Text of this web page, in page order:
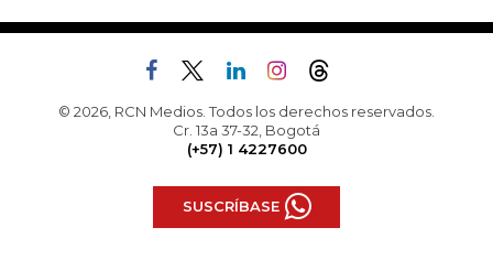
© 2026, RCN Medios. Todos los derechos reservados.
Cr. 13a 37-32, Bogotá
(+57) 1 4227600
SUSCRÍBASE